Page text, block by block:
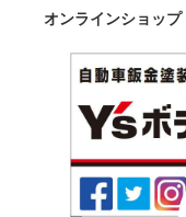
オンラインショップ